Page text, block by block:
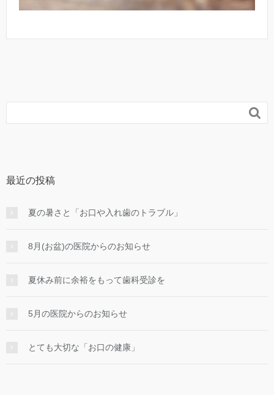

最近の投稿
夏の暑さと「お口や入れ歯のトラブル」
8月(お盆)の医院からのお知らせ
夏休み前に余裕をもって歯科受診を
5月の医院からのお知らせ
とても大切な「お口の健康」